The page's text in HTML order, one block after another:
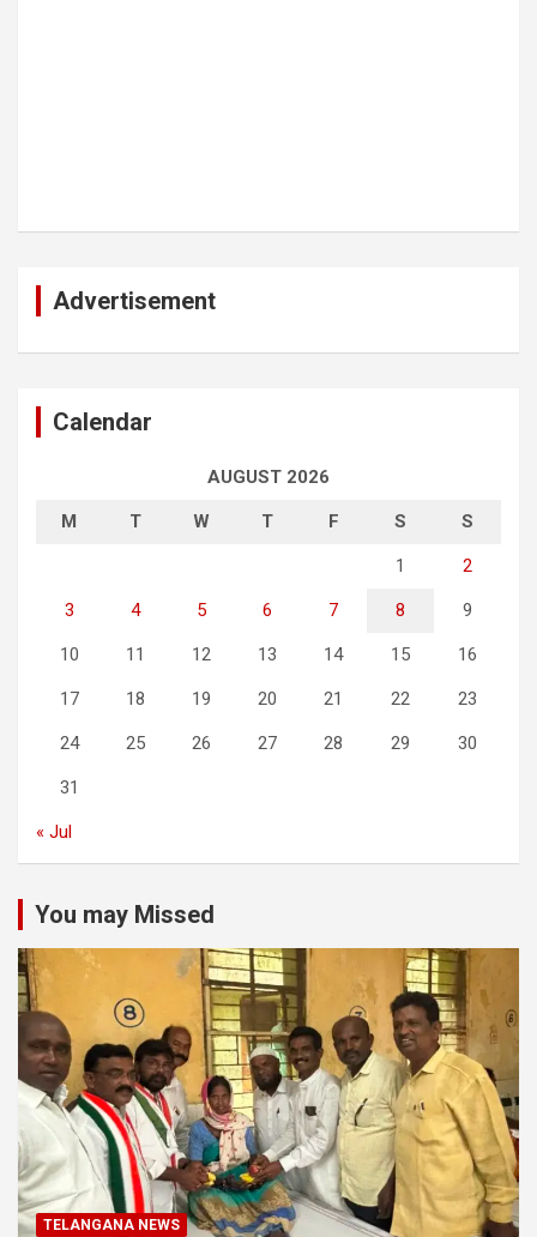
Advertisement
Calendar
AUGUST 2026
M T W T F S S
1 2
3 4 5 6 7 8 9
10 11 12 13 14 15 16
17 18 19 20 21 22 23
24 25 26 27 28 29 30
31
« Jul
You may Missed
TELANGANA NEWS